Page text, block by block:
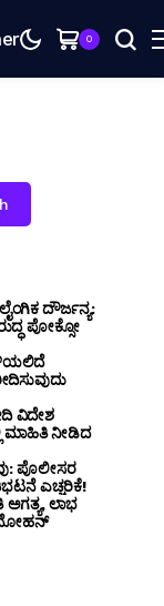
0
ದೌರ್ಜನ್ಯ:
ಪೋಕ್ಸೋ
ವಿದೇಶ
ಮಾಹಿತಿ ನೀಡಿದ
ಪೊಲೀಸರ
ಎಚ್ಚರಿಕೆ!
ಲಾಭ
ಮೋಹನ್